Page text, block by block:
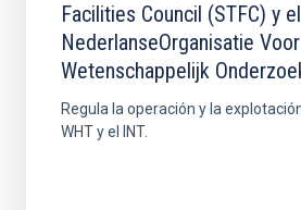
Facilities Council (STFC) y el
NederlanseOrganisatie Voor
Wetenschappelijk
Regula la operación y la
WHT y el INT.